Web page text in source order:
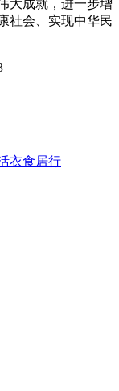
大成就，进一步增
社会、实现中华民
衣食居行